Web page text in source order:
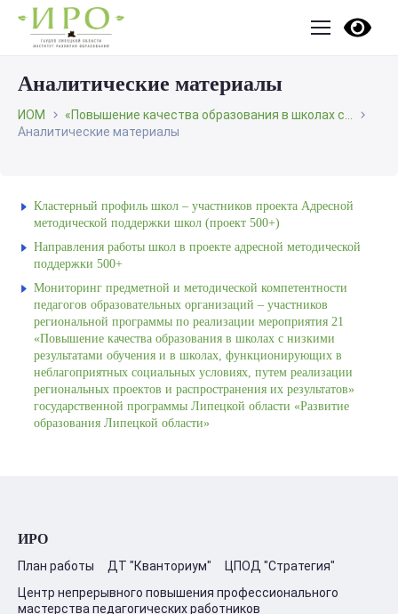
Аналитические материалы
ИОМ
«Повышение качества образования в школах с...
Аналитические материалы
Кластерный профиль школ – участников проекта Адресной
методической поддержки школ (проект 500+)
Направления работы школ в проекте адресной методической
поддержки 500+
Мониторинг предметной и методической компетентности
педагогов образовательных организаций – участников
региональной программы по реализации мероприятия 21
«Повышение качества образования в школах с низкими
результатами обучения и в школах, функционирующих в
неблагоприятных социальных условиях, путем реализации
региональных проектов и распространения их результатов»
государственной программы Липецкой области «Развитие
образования Липецкой области»
ИРО
План работы ДТ "Кванториум"
ЦПОД "Стратегия"
Центр непрерывного повышения профессионального
мастерства педагогических работников